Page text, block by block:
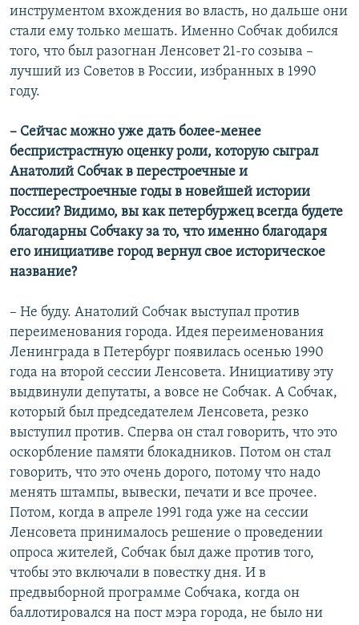
инструментом вхождения во власть, но дальше они
стали ему только мешать. Именно Собчак добился
того, что был разогнан Ленсовет 21-го созыва –
лучший из Советов в России, избранных в 1990
году.
– Сейчас можно уже дать более-менее
беспристрастную оценку роли, которую сыграл
Анатолий Собчак в перестроечные и
постперестроечные годы в новейшей истории
России? Видимо, вы как петербуржец всегда будете
благодарны Собчаку за то, что именно благодаря
его инициативе город вернул свое историческое
название?
– Не буду. Анатолий Собчак выступал против
переименования города. Идея переименования
Ленинграда в Петербург появилась осенью 1990
года на второй сессии Ленсовета. Инициативу эту
выдвинули депутаты, а вовсе не Собчак. А Собчак,
который был председателем Ленсовета, резко
выступил против. Сперва он стал говорить, что это
оскорбление памяти блокадников. Потом он стал
говорить, что это очень дорого, потому что надо
менять штампы, вывески, печати и все прочее.
Потом, когда в апреле 1991 года уже на сессии
Ленсовета принималось решение о проведении
опроса жителей, Собчак был даже против того,
чтобы это включали в повестку дня. И в
предвыборной программе Собчака, когда он
баллотировался на пост мэра города, не было ни